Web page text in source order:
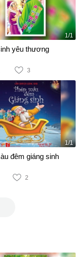
1/1
yêu thương
3
1/1
đêm giáng sinh
2